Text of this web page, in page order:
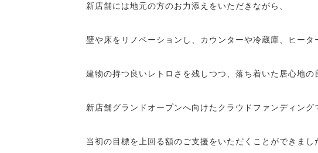
新店舗には地元の方のお力添えをいただきながら、
壁や床をリノベーションし、カウンターや冷蔵庫、ヒータ
建物の持つ良いレトロさを残しつつ、落ち着いた居心地の
新店舗グランドオープンへ向けたクラウドファンディング
当初の目標を上回る額のご支援をいただくことができまし